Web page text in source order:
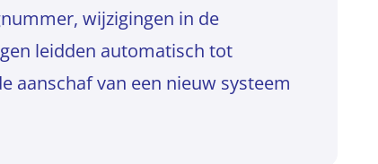
wijzigingen in de
leidden automatisch tot
aanschaf van een nieuw systeem